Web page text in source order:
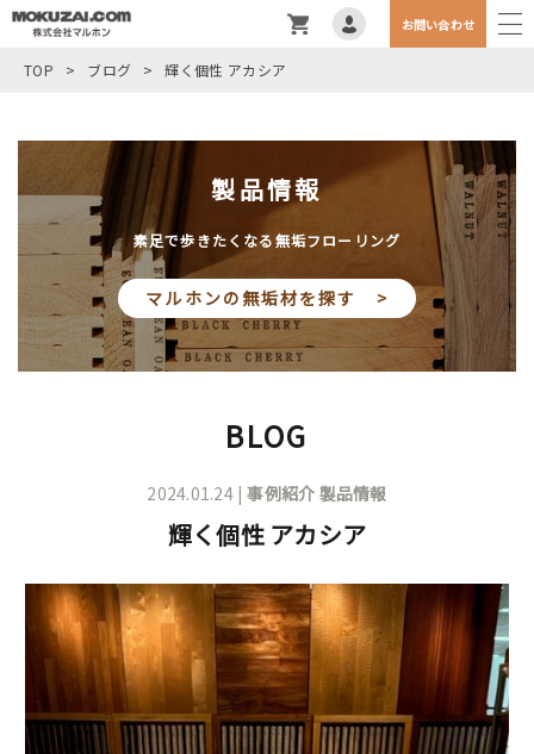
お問い合わせ
TOP > ブログ > 輝く個性 アカシア
製品情報
素足で歩きたくなる無垢フローリング
マルホンの無垢材を探す >
BLOG
2024.01.24 |事例紹介 製品情報
輝く個性 アカシア